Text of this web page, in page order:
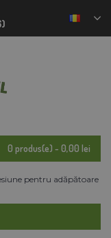
0 produs(e) - 0,00 lei
pentru adăpătoare